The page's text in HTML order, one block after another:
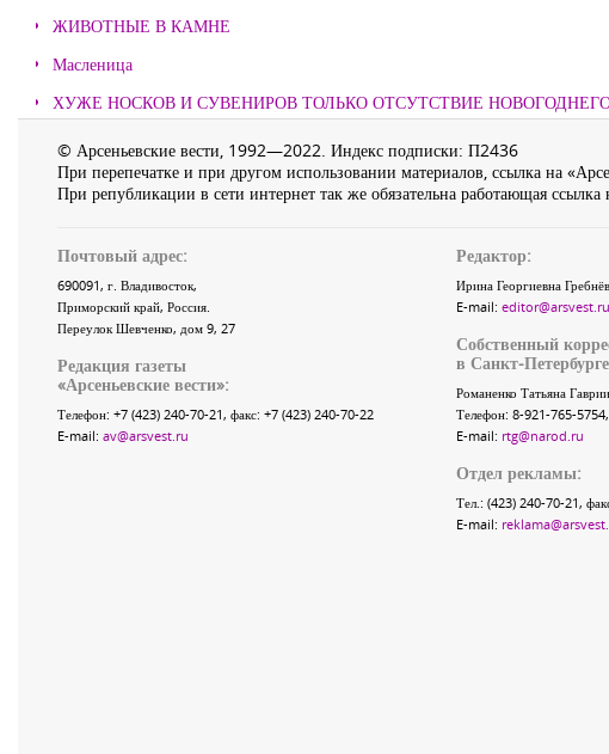
ЖИВОТНЫЕ В КАМНЕ
Масленица
ХУЖЕ НОСКОВ И СУВЕНИРОВ ТОЛЬКО ОТСУТСТВИЕ
© Арсеньевские вести, 1992—2022. Индекс подписки: П2436
При перепечатке и при другом использовании материалов, ссылка на
При републикации в сети интернет так же обязательна работающая
Почтовый адрес:
690091, г. Владивосток,
Приморский край, Россия.
Переулок Шевченко, дом 9, 27
Редакция газеты
«Арсеньевские вести»:
Телефон: +7 (423) 240-70-21, факс: +7 (423) 240-70-22
E-mail: av@arsvest.ru
Редактор:
Ирина Георгиевна
E-mail: editor@arsvest.ru
Собственный
в Санкт-
Романенко Татьяна
Телефон: 8-921-765-5754,
E-mail: rtg@narod.ru
Отдел рекламы:
Тел.: (423) 240-70-21,
E-mail: